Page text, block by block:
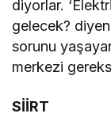
diyorlar.
gelecek?
sorunu
merkezi
SİİRT